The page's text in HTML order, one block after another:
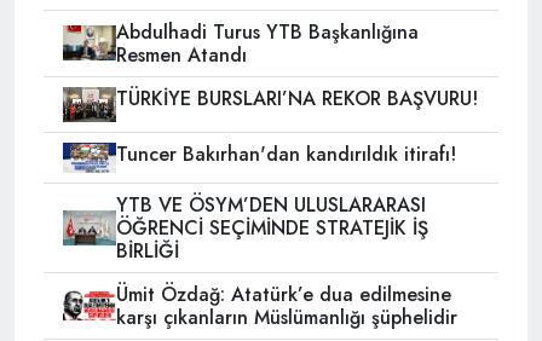
Abdulhadi Turus YTB Başkanlığına
Resmen Atandı
TÜRKİYE BURSLARI’NA REKOR BAŞVURU!
Tuncer Bakırhan'dan kandırıldık itirafı!
YTB VE ÖSYM’DEN ULUSLARARASI
ÖĞRENCİ SEÇİMİNDE STRATEJİK İŞ
BİRLİĞİ
Ümit Özdağ: Atatürk’e dua edilmesine
karşı çıkanların Müslümanlığı şüphelidir